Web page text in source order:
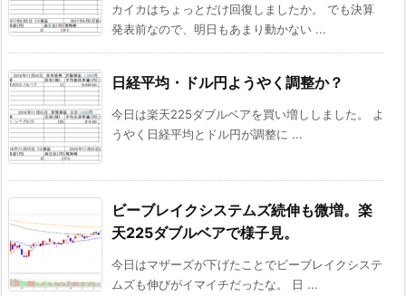
カイカはちょっとだけ回復しましたか。 でも決算
発表前なので、明日もあまり動かない ...
日経平均・ドル円ようやく調整か？
今日は楽天225ダブルベアを買い増ししました。 よ
うやく日経平均とドル円が調整に ...
ビーブレイクシステムズ続伸も微増。楽
天225ダブルベアで様子見。
今日はマザーズが下げたことでビーブレイクシステ
ムズも伸びがイマイチだったな。 日 ...